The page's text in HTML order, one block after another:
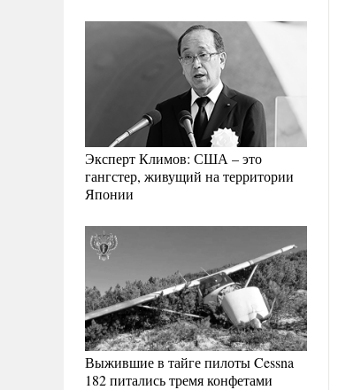
Эксперт Климов: США – это
гангстер, живущий на территории
Японии
Выжившие в тайге пилоты Cessna
182 питались тремя конфетами